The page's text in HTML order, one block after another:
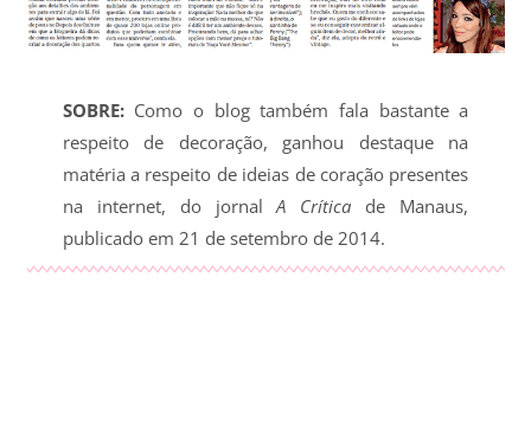
SOBRE: Como o blog também fala bastante a
respeito de decoração, ganhou destaque na
matéria a respeito de ideias de coração presentes
na internet, do jornalA Crítica de Manaus,
publicado em 21 de setembro de 2014.